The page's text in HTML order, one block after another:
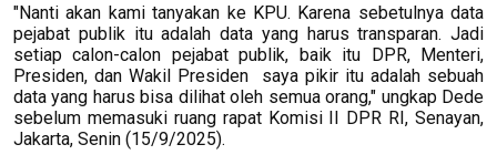
"Nanti akan kami tanyakan ke KPU. Karena sebetulnya data
pejabat publik itu adalah data yang harus transparan. Jadi
setiap calon-calon pejabat publik, baik itu DPR, Menteri,
Presiden, dan Wakil Presiden saya pikir itu adalah sebuah
data yang harus bisa dilihat oleh semua orang," ungkap Dede
sebelum memasuki ruang rapat Komisi II DPR RI, Senayan,
Jakarta, Senin (15/9/2025).